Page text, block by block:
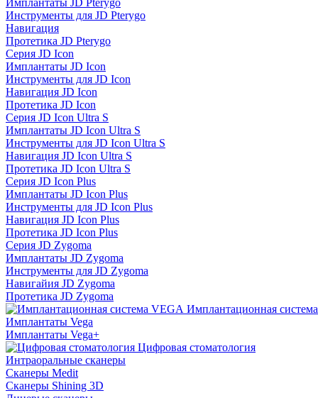
Имплантаты JD Pterygo
Инструменты для JD Pterygo
Навигация
Протетика JD Pterygo
Серия JD Icon
Имплантаты JD Icon
Инструменты для JD Icon
Навигация JD Icon
Протетика JD Icon
Серия JD Icon Ultra S
Имплантаты JD Icon Ultra S
Инструменты для JD Icon Ultra S
Навигация JD Icon Ultra S
Протетика JD Icon Ultra S
Серия JD Icon Plus
Имплантаты JD Icon Plus
Инструменты для JD Icon Plus
Навигация JD Icon Plus
Протетика JD Icon Plus
Серия JD Zygoma
Имплантаты JD Zygoma
Инструменты для JD Zygoma
Навигайия JD Zygoma
Протетика JD Zygoma
Имплантационная
Имплантаты Vega
Имплантаты Vega+
Цифровая стоматология
Интраоральные сканеры
Сканеры Medit
Сканеры Shining 3D